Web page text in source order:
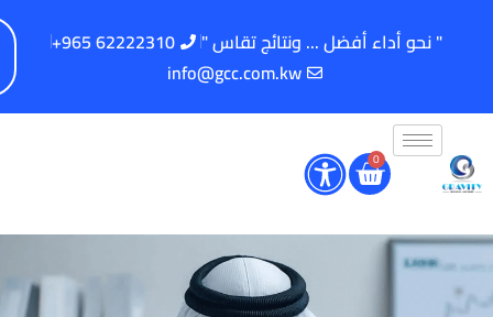
" نحو أداء أفضل ... ونتائج تقاس "
62222310 965+
info@gcc.com.kw
0